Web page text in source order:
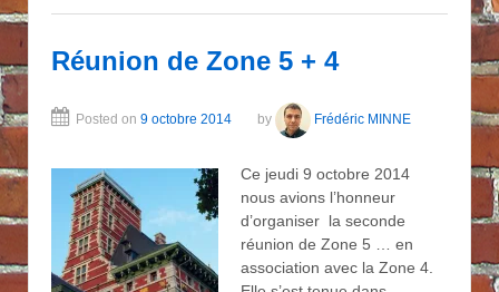
Réunion de Zone 5 + 4
Posted on 9 octobre 2014 by Frédéric MINNE
Ce jeudi 9 octobre 2014
nous avions l’honneur
d’organiser la seconde
réunion de Zone 5 … en
association avec la Zone 4.